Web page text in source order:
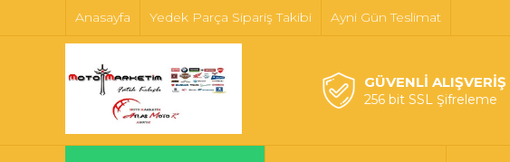
Anasayfa Yedek Parça Sipariş Takibi Ayni Gün Teslimat
GÜVENLİ ALIŞVERİŞ
256 bit SSL Şifreleme